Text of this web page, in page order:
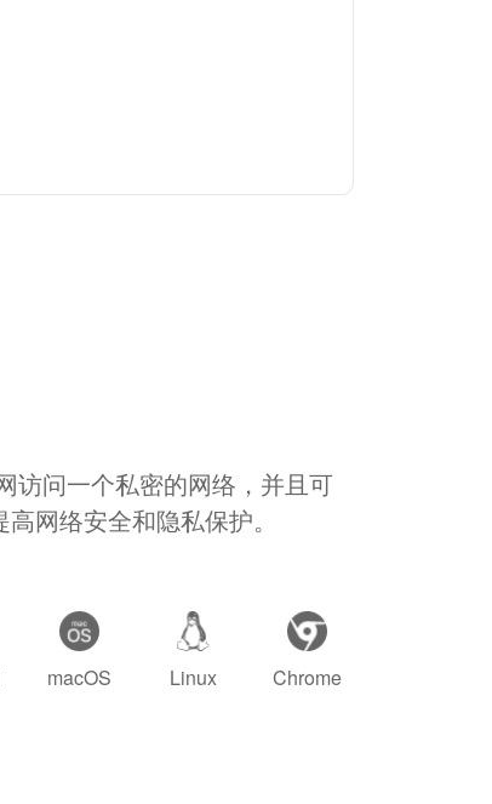
访问一个私密的网络，并且可
网络安全和隐私保护。
macOS Linux Chrome